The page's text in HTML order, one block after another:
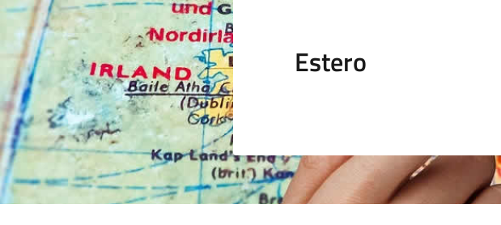
Estero